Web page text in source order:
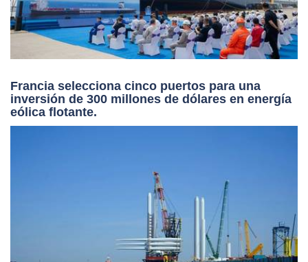
Francia selecciona cinco puertos para una
inversión de 300 millones de dólares en energía
eólica flotante.